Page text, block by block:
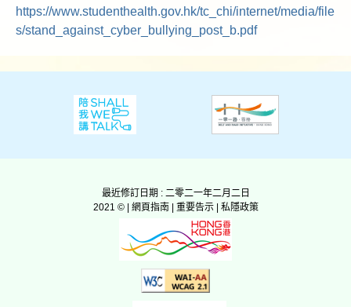
https://www.studenthealth.gov.hk/tc_chi/internet/media/file
s/stand_against_cyber_bullying_post_b.pdf
最近修訂日期 : 二零二一年二月二日
2021 © | 網頁指南 重要告示| 私隱政策